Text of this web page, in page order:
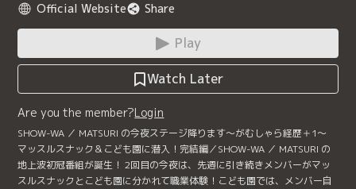
Official Website Share
Play
Watch Later
Are you the member?Login
SHOW-WA ／ MATSURI の今夜ステージ降ります～がむしゃら経歴＋1～
マッスルスナック＆こども園に潜入！完結編／SHOW-WA ／ MATSURI の
地上波初冠番組が誕生！ 2回目の今夜は、先週に引き続きメンバーがマッ
スルスナックとこども園に分かれて職業体験！こども園では、メンバー自